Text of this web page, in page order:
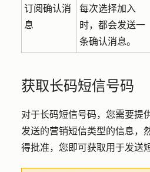
订阅确认消
息
每次选择加入
时，都会发送一
条确认消息。
获取长码短信号码
对于长码短信号码，您需要提
发送的营销短信类型的信息，
得批准，您即可获取用于发送